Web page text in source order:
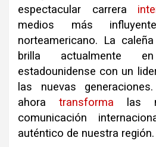
espectacular carrera
medios más
norteamericano. La
brilla actualmente
estadounidense con un
las nuevas
ahora transforma las
comunicación
auténtico de nuestra región.